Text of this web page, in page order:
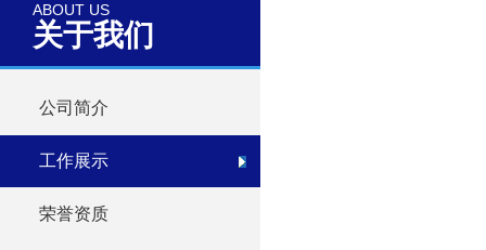
ABOUT US
关于我们
公司简介
工作展示
荣誉资质